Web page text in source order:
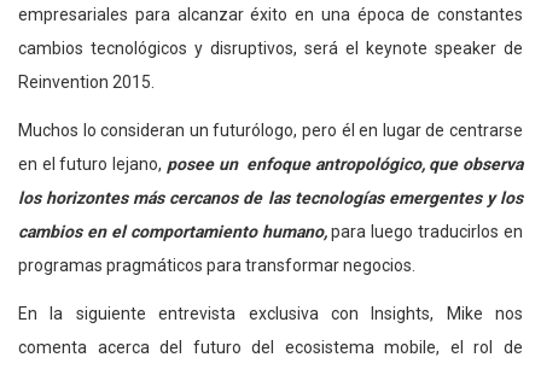
empresariales para alcanzar éxito en una época de constantes
cambios tecnológicos y disruptivos, será el keynote speaker de
Reinvention 2015.
Muchos lo consideran un futurólogo, pero él en lugar de centrarse
en el futuro lejano, posee un enfoque antropológico, que observa
los horizontes más cercanos de las tecnologías emergentes y los
cambios en el comportamiento humano,para luego traducirlos en
programas pragmáticos para transformar negocios.
En la siguiente entrevista exclusiva con Insights, Mike nos
comenta acerca del futuro del ecosistema mobile, el rol de